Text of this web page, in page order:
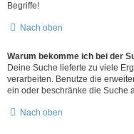
Begriffe!
Nach oben
Warum bekomme ich bei der
Deine Suche lieferte zu viele
verarbeiten. Benutze die
ein oder beschränke die Suche
Nach oben